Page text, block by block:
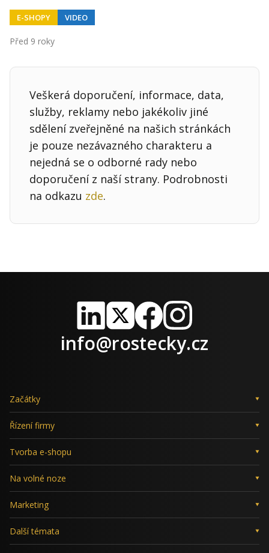
E-SHOPY VIDEO
Před 9 roky
Veškerá doporučení, informace, data,
služby, reklamy nebo jakékoliv jiné
sdělení zveřejněné na našich stránkách
je pouze nezávazného charakteru a
nejedná se o odborné rady nebo
doporučení z naší strany. Podrobnosti
na odkazu zde.
LinkedIn
X FacebookInstagram
info@rostecky.cz
Začátky
Řízení firmy
Tvorba e-shopu
Na volné noze
Marketing
Další témata